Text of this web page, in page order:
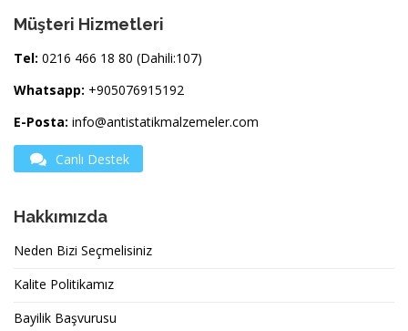
Müşteri Hizmetleri
Tel: 0216 466 18 80 (Dahili:107)
Whatsapp: +905076915192
E-Posta: info@antistatikmalzemeler.com
Canlı Destek
Hakkımızda
Neden Bizi Seçmelisiniz
Kalite Politikamız
Bayilik Başvurusu